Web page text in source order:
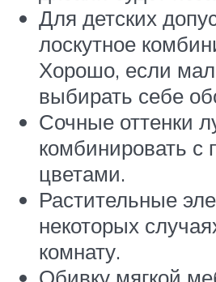
Для детских
лоскутное
Хорошо, если
выбирать себе
Сочные оттенки
комбинировать с
цветами.
Растительные
некоторых
комнату.